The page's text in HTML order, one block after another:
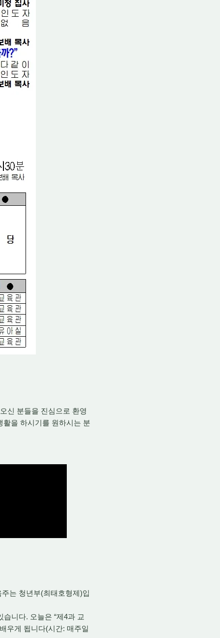
신 분들을 진심으로 환영
을 하시기를 원하시는 분
는 청년부(최태호형제)입
니다. 오늘은 “제4과 교
우게 됩니다(시간: 매주일